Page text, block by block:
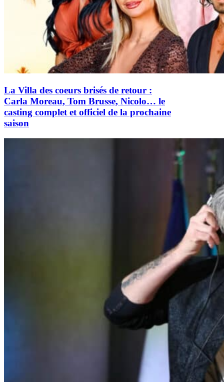
La Villa des coeurs brisés de retour :
Carla Moreau, Tom Brusse, Nicolo… le
casting complet et officiel de la prochaine
saison